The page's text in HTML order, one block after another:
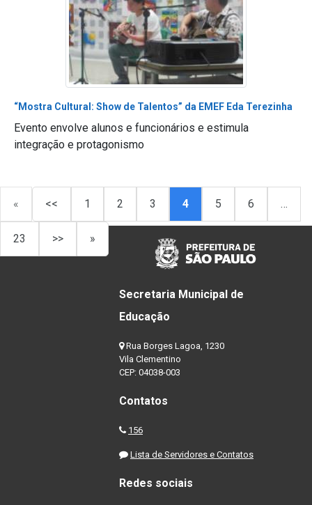
“Mostra Cultural: Show de Talentos” da EMEF Eda Terezinha
Evento envolve alunos e funcionários e estimula
integração e protagonismo
« << 1 2 3 4 5 6 …
23 >> »
Secretaria Municipal de
Educação
Rua Borges Lagoa, 1230
Vila Clementino
CEP: 04038-003
Contatos
156
Lista de Servidores e Contatos
Redes sociais